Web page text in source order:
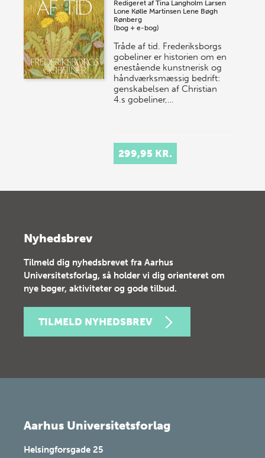
Redigeret afTina Langholm Larsen
Lone Kølle Martinsen Lene Bøgh
Rønberg
(bog + e-bog)
Tråde af tid. Frederiksborgs
gobeliner er historien om en
enestående kunstnerisk og
håndværksmæssig bedrift:
genskabelsen af Christian
4.s gobeliner,…
299,95 KR.
Nyhedsbrev
Tilmeld dig nyhedsbrevet fra Aarhus
Universitetsforlag, så holder vi dig orienteret om
nye bøger, aktiviteter og gode tilbud.
TILMELD NYHEDSBREV
Aarhus Universitetsforlag
Helsingforsgade 25